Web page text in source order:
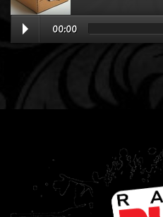
00:00